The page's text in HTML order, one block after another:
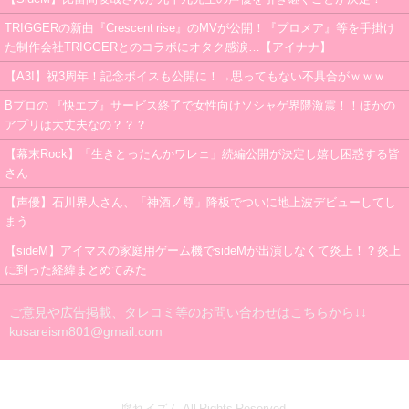
TRIGGERの新曲『Crescent rise』のMVが公開！『プロメア』等を手掛け
た制作会社TRIGGERとのコラボにオタク感涙…【アイナナ】
【A3!】祝3周年！記念ボイスも公開に！→思ってもない不具合がｗｗｗ
Bプロの 『快エブ』サービス終了で女性向けソシャゲ界隈激震！！ほかの
アプリは大丈夫なの？？？
【幕末Rock】「生きとったんかワレェ」続編公開が決定し嬉し困惑する皆
さん
【声優】石川界人さん、「神酒ノ尊」降板でついに地上波デビューしてし
まう…
【sideM】アイマスの家庭用ゲーム機でsideMが出演しなくて炎上！？炎上
に到った経緯まとめてみた
ご意見や広告掲載、タレコミ等のお問い合わせはこちらから↓↓
kusareism801@gmail.com